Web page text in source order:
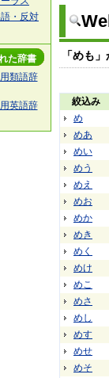
「めも
絞込み
め
めあ
めい
めう
めえ
めお
めか
めき
めく
めけ
めこ
めさ
めし
めす
めせ
めそ
・反対
た辞書
類語辞
英語辞